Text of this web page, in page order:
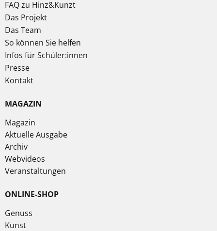
FAQ zu Hinz&Kunzt
Das Projekt
Das Team
So können Sie helfen
Infos für Schüler:innen
Presse
Kontakt
MAGAZIN
Magazin
Aktuelle Ausgabe
Archiv
Webvideos
Veranstaltungen
ONLINE-SHOP
Genuss
Kunst